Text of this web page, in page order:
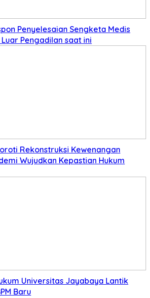
Penyelesaian Sengketa Medis
Pengadilan saat ini
Rekonstruksi Kewenangan
Wujudkan Kepastian Hukum
Universitas Jayabaya Lantik
Baru